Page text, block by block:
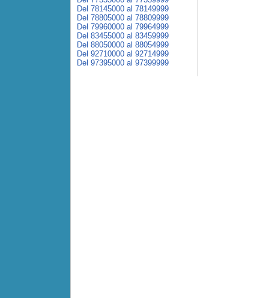
Del 78145000 al 78149999
Del 78805000 al 78809999
Del 79960000 al 79964999
Del 83455000 al 83459999
Del 88050000 al 88054999
Del 92710000 al 92714999
Del 97395000 al 97399999